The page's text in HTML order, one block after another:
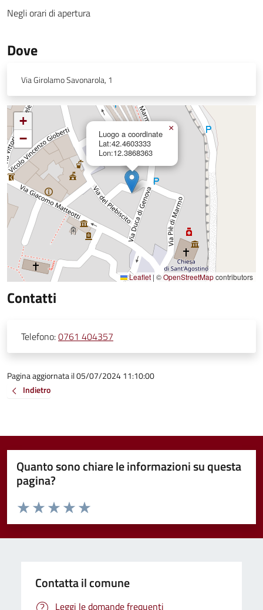
Negli orari di apertura
Dove
Via Girolamo Savonarola, 1
Luogo a coordinate
Lat:42.4603333
Lon:12.3868363
×
+
−
Leaflet | ©OpenStreetMapcontributors
Contatti
Telefono:0761 404357
Pagina aggiornata il 05/07/2024 11:10:00
Indietro
Quanto sono chiare le informazioni su questa
pagina?
Valuta da 1 a 5 stelle la pagina
Valuta 5 stelle su 5
Valuta 4 stelle su 5
Valuta 3 stelle su 5
Valuta 2 stelle su 5
Valuta 1 stelle su 5
Contatta il comune
Leggi le domande frequenti